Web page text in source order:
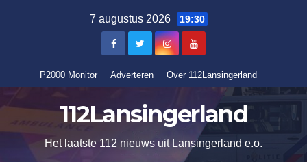
7 augustus 2026 19:30
P2000 Monitor Adverteren Over 112Lansingerland
112Lansingerland
Het laatste 112 nieuws uit Lansingerland e.o.